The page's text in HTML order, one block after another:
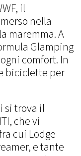
il
nella
maremma. A
Glamping
comfort. In
biciclette per
si trova il
che vi
cui Lodge
e tante